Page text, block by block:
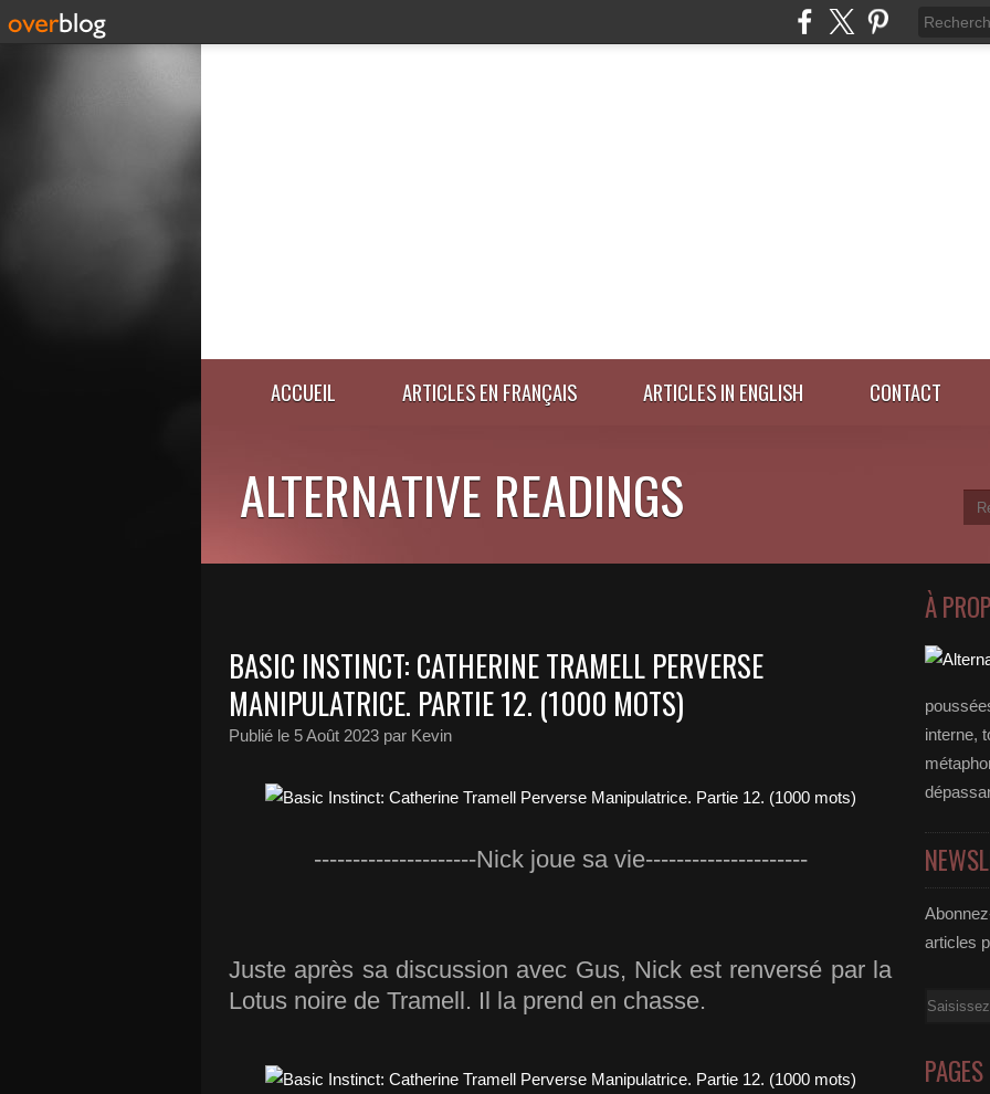
ACCUEIL ARTICLES EN FRANÇAIS ARTICLES IN ENGLISH CONTACT
ALTERNATIVE READINGS
BASIC INSTINCT: CATHERINE TRAMELL PERVERSE
MANIPULATRICE. PARTIE 12. (1000 MOTS)
Publié le 5 Août 2023 par Kevin
---------------------Nick joue sa vie---------------------
Juste après sa discussion avec Gus, Nick est renversé par la
Lotus noire de Tramell. Il la prend en chasse.
À
interne,
articles
Email
PAGES